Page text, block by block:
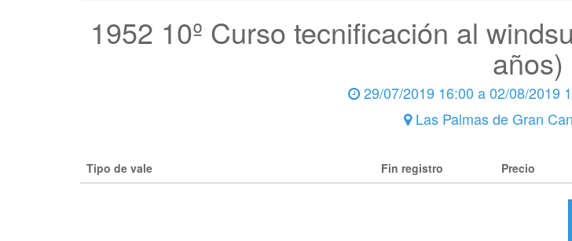
1952 10º Curso tecnificación al
años)
29/07/2019 16:00 a02/08/2019
Las Palmas de Gran
Tipo de vale Fin registro Precio